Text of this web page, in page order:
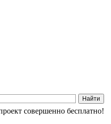
совершенно бесплатно!